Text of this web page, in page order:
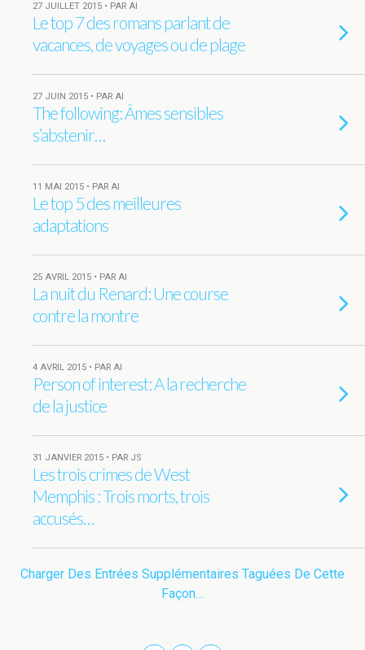
27 JUILLET 2015 • PAR AI
Le top 7 des romans parlant de
vacances, de voyages ou de plage
27 JUIN 2015 • PAR AI
The following: Âmes sensibles
s’abstenir…
11 MAI 2015 • PAR AI
Le top 5 des meilleures
adaptations
25 AVRIL 2015 • PAR AI
La nuit du Renard: Une course
contre la montre
4 AVRIL 2015 • PAR AI
Person of interest: A la recherche
de la justice
31 JANVIER 2015 • PAR JS
Les trois crimes de West
Memphis : Trois morts, trois
accusés…
Charger Des Entrées Supplémentaires Taguées De Cette
Façon…